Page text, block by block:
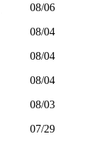
08/06
08/04
08/04
08/04
08/03
07/29